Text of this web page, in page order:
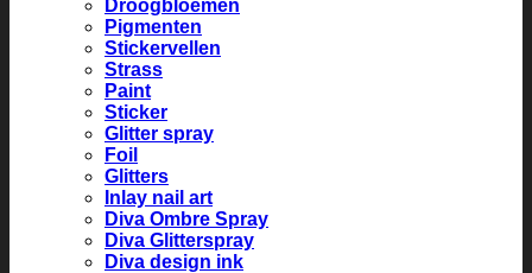
Droogbloemen
Pigmenten
Stickervellen
Strass
Paint
Sticker
Glitter spray
Foil
Glitters
Inlay nail art
Diva Ombre Spray
Diva Glitterspray
Diva design ink